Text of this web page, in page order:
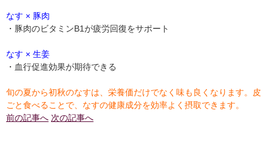
なす × 豚肉
・豚肉のビタミンB1が疲労回復をサポート
なす × 生姜
・血行促進効果が期待できる
旬の夏から初秋のなすは、栄養価だけでなく味も良くなります。皮
ごと食べることで、なすの健康成分を効率よく摂取できます。
前の記事へ 次の記事へ